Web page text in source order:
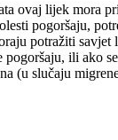
ovaj lijek mora
pogoršaju,
potražiti savjet
pogoršaju, ili ako
(u slučaju